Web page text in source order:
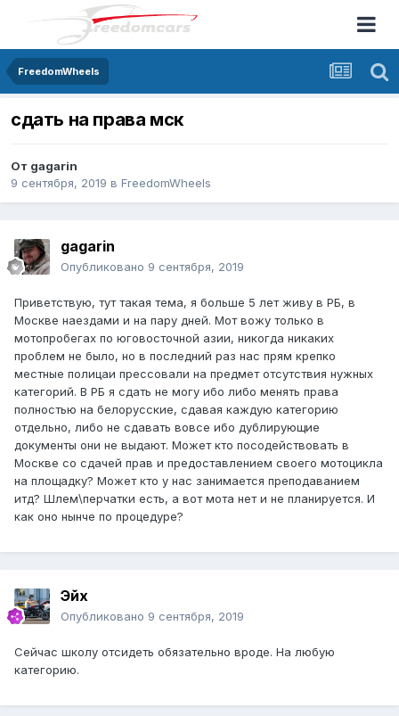
FreedomWheels
сдать на права мск
От gagarin
9 сентября, 2019 в FreedomWheels
gagarin
Опубликовано 9 сентября, 2019
Приветствую, тут такая тема, я больше 5 лет живу в РБ, в
Москве наездами и на пару дней. Мот вожу только в
мотопробегах по юговосточной азии, никогда никаких
проблем не было, но в последний раз нас прям крепко
местные полицаи прессовали на предмет отсутствия нужных
категорий. В РБ я сдать не могу ибо либо менять права
полностью на белорусские, сдавая каждую категорию
отдельно, либо не сдавать вовсе ибо дублирующие
документы они не выдают. Может кто посодействовать в
Москве со сдачей прав и предоставлением своего мотоцикла
на площадку? Может кто у нас занимается преподаванием
итд? Шлем\перчатки есть, а вот мота нет и не планируется. И
как оно нынче по процедуре?
Эйх
Опубликовано 9 сентября, 2019
Сейчас школу отсидеть обязательно вроде. На любую
категорию.